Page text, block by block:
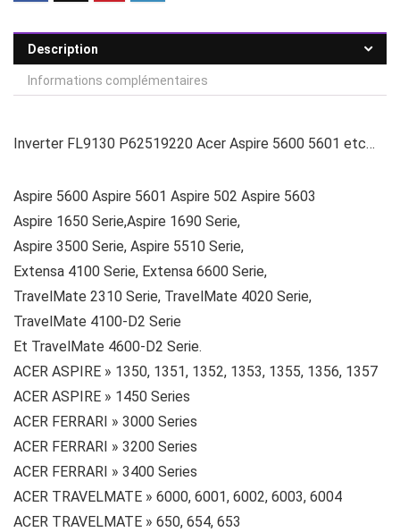
Description
Informations complémentaires
Inverter FL9130 P62519220 Acer Aspire 5600 5601 etc…
Aspire 5600 Aspire 5601 Aspire 502 Aspire 5603
Aspire 1650 Serie,Aspire 1690 Serie,
Aspire 3500 Serie, Aspire 5510 Serie,
Extensa 4100 Serie, Extensa 6600 Serie,
TravelMate 2310 Serie, TravelMate 4020 Serie,
TravelMate 4100-D2 Serie
Et TravelMate 4600-D2 Serie.
ACER ASPIRE » 1350, 1351, 1352, 1353, 1355, 1356, 1357
ACER ASPIRE » 1450 Series
ACER FERRARI » 3000 Series
ACER FERRARI » 3200 Series
ACER FERRARI » 3400 Series
ACER TRAVELMATE » 6000, 6001, 6002, 6003, 6004
ACER TRAVELMATE » 650, 654, 653